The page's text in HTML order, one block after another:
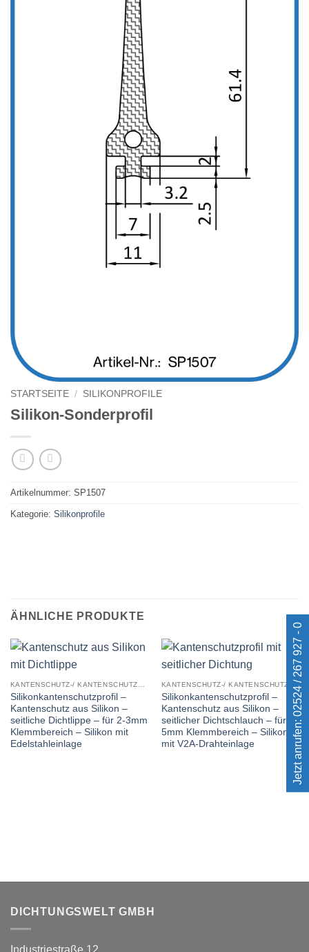
STARTSEITE / SILIKONPROFILE
Silikon-Sonderprofil
Artikelnummer: SP1507
Kategorie: Silikonprofile
ÄHNLICHE PRODUKTE
Silikonkantenschutzprofil –
Kantenschutz aus Silikon –
seitliche Dichtlippe – für 2-3mm
Klemmbereich – Silikon mit
Edelstahleinlage
Silikonkantenschutzprofil –
Kantenschutz aus Silikon –
seitlicher Dichtschlauch – für 3-
5mm Klemmbereich – Silikon
mit V2A-Drahteinlage
DICHTUNGSWELT GMBH
Industriestraße 12
Jetzt anrufen: 02524 / 267 927 - 0